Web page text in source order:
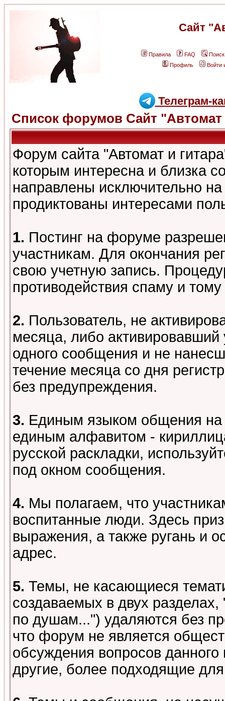
Сайт
Правила FAQ
Поиск
Профиль
Войти
Телеграм-
Список форумов Сайт "Автомат
Форум сайта "Автомат и
которым интересна и близка
направлены исключительно
продиктованы интересами
1. Постинг на форуме
участникам. Для окончания
свою учетную запись.
противодействия спаму и
2. Пользователь, не
месяца, либо
одного сообщения и не
течение месяца со дня
без предупреждения.
3. Единым языком общения на
единым алфавитом -
русской раскладки,
под окном сообщения.
4. Мы полагаем, что
воспитанные люди. Здесь
выражения, а также ругань и
адрес.
5. Темы, не касающиеся
создаваемых в двух
по душам...") удаляются без
что форум не является
обсуждения вопросов данного
другие, более подходящие для